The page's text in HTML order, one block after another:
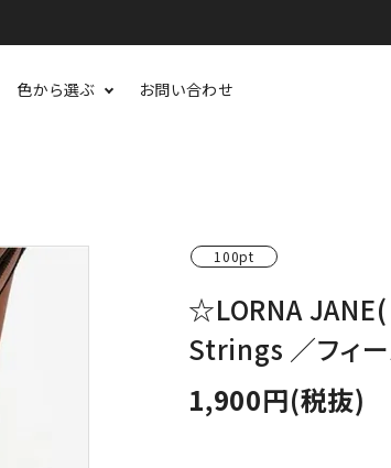
色から選ぶ お問い合わせ
100pt
☆LORNA JANE(
Strings ／フィー
1,900円(税抜)